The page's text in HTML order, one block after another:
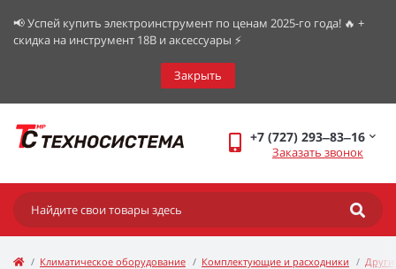
📢 Успей купить электроинструмент по ценам 2025-го года! 🔥 +
скидка на инструмент 18В и аксессуары ⚡️
Закрыть
+7 (727) 293‒83‒16
Заказать звонок
Климатическое оборудование Комплектующие и расходники